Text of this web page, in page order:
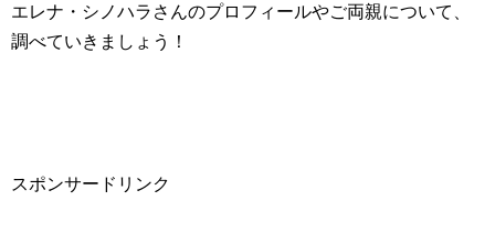
エレナ・シノハラさんのプロフィールやご両親について、
調べていきましょう！
スポンサードリンク